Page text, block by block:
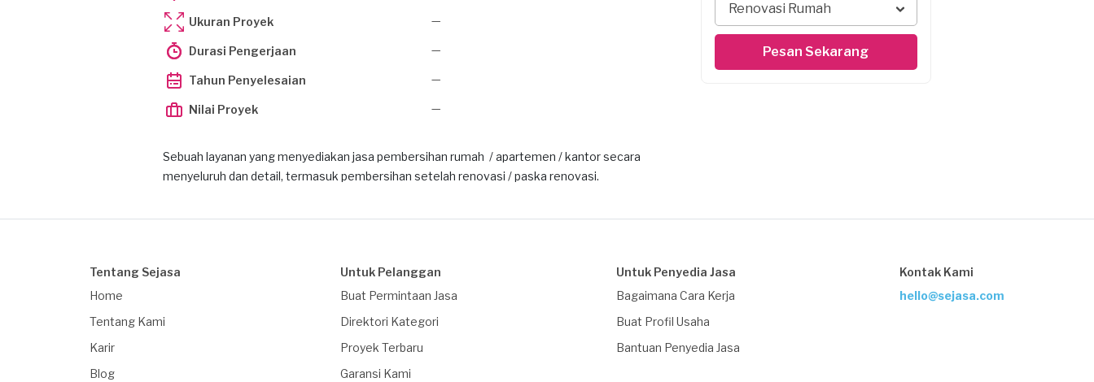
Ukuran Proyek —
Durasi Pengerjaan —
Tahun Penyelesaian —
Nilai Proyek —
Sebuah layanan yang menyediakan jasa pembersihan rumah / apartemen / kantor secara
menyeluruh dan detail, termasuk pembersihan setelah renovasi / paska renovasi.
Renovasi Rumah
Pesan Sekarang
Tentang Sejasa
Home
Tentang Kami
Karir
Blog
Untuk Pelanggan
Buat Permintaan Jasa
Direktori Kategori
Proyek Terbaru
Garansi Kami
Untuk Penyedia Jasa
Bagaimana Cara Kerja
Buat Profil Usaha
Bantuan Penyedia Jasa
Kontak Kami
hello@sejasa.com